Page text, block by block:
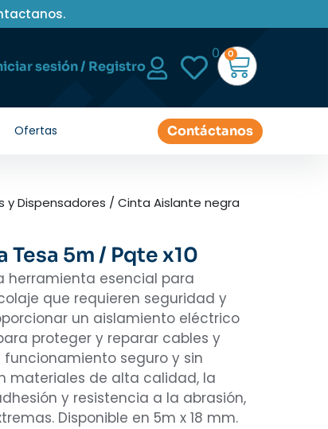
sesión / Registro
0 0
Ofertas Contáctanos
y Dispensadores / Cinta Aislante negra
5m / Pqte x10
herramienta esencial para
que requieren seguridad y
un aislamiento eléctrico
proteger y reparar cables y
seguro y sin
materiales de alta calidad, la
y resistencia a la abrasión,
Disponible en 5m x 18 mm.